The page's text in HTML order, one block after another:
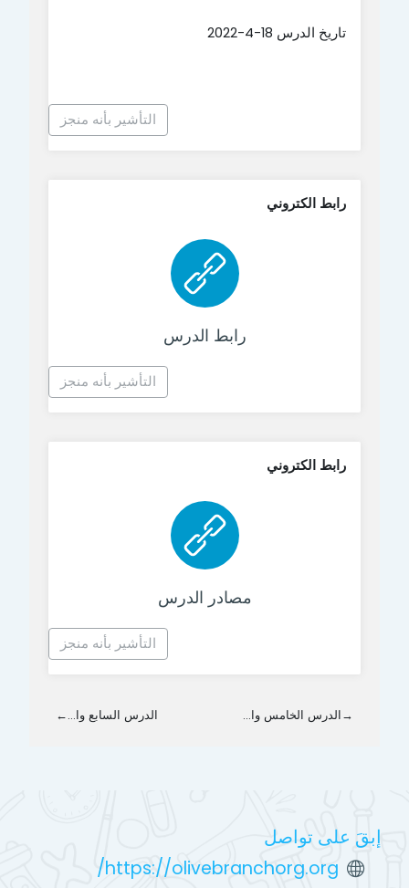
تاريخ الدرس 18-4-2022
التأشير بأنه منجز
رابط الكتروني
رابط الدرس
التأشير بأنه منجز
رابط الكتروني
مصادر الدرس
التأشير بأنه منجز
→الدرس الخامس وا... الدرس السابع وا...←
إبقَ على تواصل
https://olivebranchorg.org/